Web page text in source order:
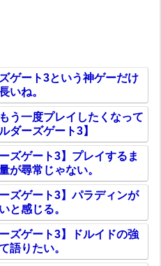
ゲート3という神ゲーだけ
いね。
う一度プレイしたくなって
ダーズゲート3】
ズゲート3】プレイするま
が尋常じゃない。
ーズゲート3】パラディンが
と感じる。
ーズゲート3】ドルイドの強
語りたい。